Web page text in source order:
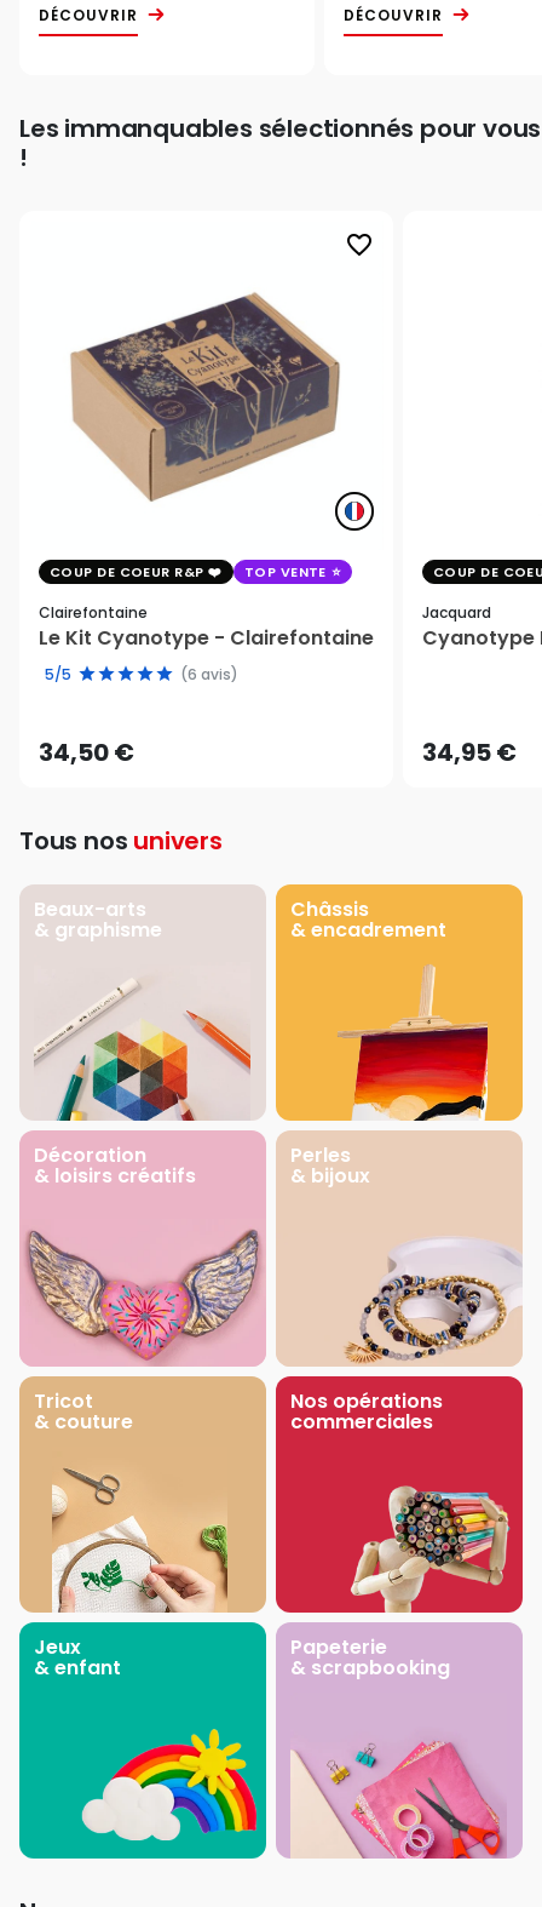
DÉCOUVRIR DÉCOUVRIR
Les immanquables sélectionnés pour vous
!
favorite_border
COUP DE COEUR R&P TOP VENTE
Clairefontaine
Le Kit Cyanotype - Clairefontaine
5/5 (6 avis)
34,50 €
COUP DE
Jacquard
Cyanotype
34,95 €
Tous nos univers
Beaux-arts
& graphisme
Châssis
& encadrement
Décoration
& loisirs créatifs
Perles
& bijoux
Tricot
& couture
Nos opérations
commerciales
Jeux
& enfant
Papeterie
& scrapbooking